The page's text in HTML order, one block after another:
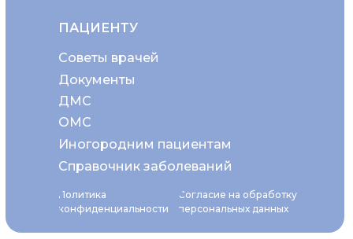
Политика
конфиденциальности
Согласие на обработку
персональных данных
ПАЦИЕНТУ
Советы врачей
ОМС
Документы
ДМС
Иногородним пациентам
Справочник заболеваний